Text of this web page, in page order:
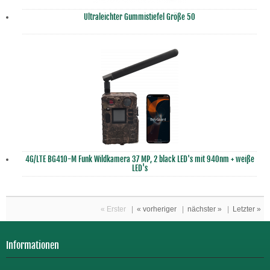
Ultraleichter Gummistiefel Größe 50
4G/LTE BG410-M Funk Wildkamera 37 MP, 2 black LED's mit 940nm + weiße
LED's
« Erster | « vorheriger | nächster » | Letzter »
Informationen